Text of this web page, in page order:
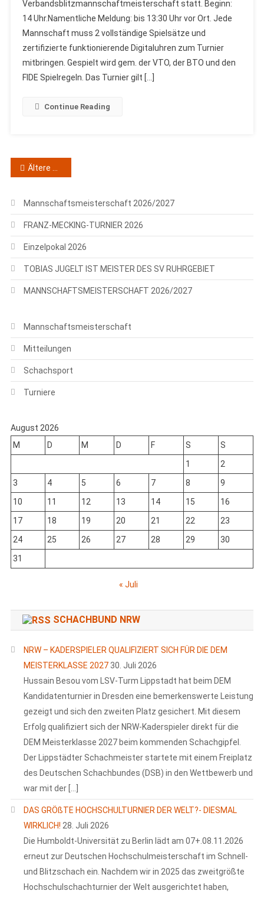
Verbandsblitzmannschaftmeisterschaft statt. Beginn:
14 Uhr.Namentliche Meldung: bis 13:30 Uhr vor Ort. Jede
Mannschaft muss 2 vollständige Spielsätze und
zertifizierte funktionierende Digitaluhren zum Turnier
mitbringen. Gespielt wird gem. der VTO, der BTO und den
FIDE Spielregeln. Das Turnier gilt […]
Continue Reading
Beitragsnavigation
Ältere Beiträge
Mannschaftsmeisterschaft 2026/2027
FRANZ-MECKING-TURNIER 2026
Einzelpokal 2026
TOBIAS JUGELT IST MEISTER DES SV RUHRGEBIET
MANNSCHAFTSMEISTERSCHAFT 2026/2027
Mannschaftsmeisterschaft
Mitteilungen
Schachsport
Turniere
August 2026
M
D M D F S
S
1
2
3
4 5 6 7 8
9
10
11 12 13 14 15
16
17
18 19 20 21 22
23
24
25 26 27 28 29
30
31
« Juli
SCHACHBUND NRW
NRW – KADERSPIELER QUALIFIZIERT SICH FÜR DIE DEM
MEISTERKLASSE 2027 30. Juli 2026
Hussain Besou vom LSV-Turm Lippstadt hat beim DEM
Kandidatenturnier in Dresden eine bemerkenswerte Leistung
gezeigt und sich den zweiten Platz gesichert. Mit diesem
Erfolg qualifiziert sich der NRW-Kaderspieler direkt für die
DEM Meisterklasse 2027 beim kommenden Schachgipfel.
Der Lippstädter Schachmeister startete mit einem Freiplatz
des Deutschen Schachbundes (DSB) in den Wettbewerb und
war mit der […]
DAS GRÖßTE HOCHSCHULTURNIER DER WELT?- DIESMAL
WIRKLICH! 28. Juli 2026
Die Humboldt-Universität zu Berlin lädt am 07+.08.11.2026
erneut zur Deutschen Hochschulmeisterschaft im Schnell-
und Blitzschach ein. Nachdem wir in 2025 das zweitgrößte
Hochschulschachturnier der Welt ausgerichtet haben,